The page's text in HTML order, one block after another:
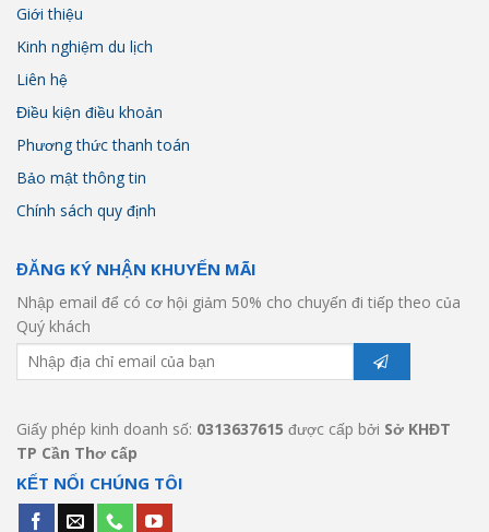
Giới thiệu
Kinh nghiệm du lịch
Liên hệ
Điều kiện điều khoản
Phương thức thanh toán
Bảo mật thông tin
Chính sách quy định
ĐĂNG KÝ NHẬN KHUYẾN MÃI
Nhập email để có cơ hội giảm 50% cho chuyến đi tiếp theo của
Quý khách
Giấy phép kinh doanh số: 0313637615 được cấp bởi Sở KHĐT
TP Cần Thơ cấp
KẾT NỐI CHÚNG TÔI